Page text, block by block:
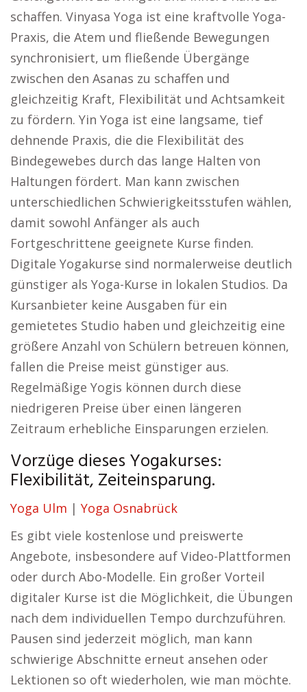
schaffen. Vinyasa Yoga ist eine kraftvolle Yoga-
Praxis, die Atem und fließende Bewegungen
synchronisiert, um fließende Übergänge
zwischen den Asanas zu schaffen und
gleichzeitig Kraft, Flexibilität und Achtsamkeit
zu fördern. Yin Yoga ist eine langsame, tief
dehnende Praxis, die die Flexibilität des
Bindegewebes durch das lange Halten von
Haltungen fördert. Man kann zwischen
unterschiedlichen Schwierigkeitsstufen wählen,
damit sowohl Anfänger als auch
Fortgeschrittene geeignete Kurse finden.
Digitale Yogakurse sind normalerweise deutlich
günstiger als Yoga-Kurse in lokalen Studios. Da
Kursanbieter keine Ausgaben für ein
gemietetes Studio haben und gleichzeitig eine
größere Anzahl von Schülern betreuen können,
fallen die Preise meist günstiger aus.
Regelmäßige Yogis können durch diese
niedrigeren Preise über einen längeren
Zeitraum erhebliche Einsparungen erzielen.
Vorzüge dieses Yogakurses:
Flexibilität, Zeiteinsparung.
Yoga Ulm | Yoga Osnabrück
Es gibt viele kostenlose und preiswerte
Angebote, insbesondere auf Video-Plattformen
oder durch Abo-Modelle. Ein großer Vorteil
digitaler Kurse ist die Möglichkeit, die Übungen
nach dem individuellen Tempo durchzuführen.
Pausen sind jederzeit möglich, man kann
schwierige Abschnitte erneut ansehen oder
Lektionen so oft wiederholen, wie man möchte.